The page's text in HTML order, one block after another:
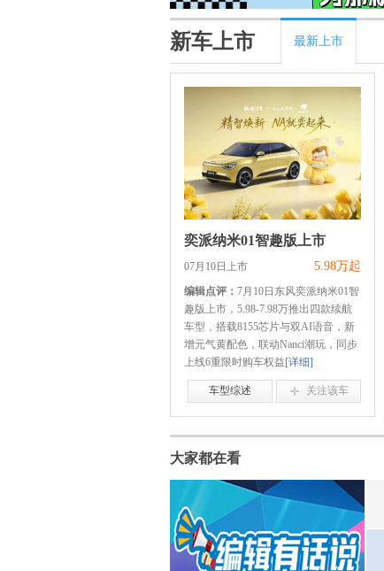
新车上市 最新上市
奕派纳米01智趣版上市
5.98万起
07月10日上市
编辑点评： 7月10日东风奕派纳米01智
趣版上市，5.98-7.98万推出四款续航
车型，搭载8155芯片与双AI语音，新
增元气黄配色，联动Nanci潮玩，同步
上线6重限时购车权益[详细]
关注该车
车型综述
大家都在看